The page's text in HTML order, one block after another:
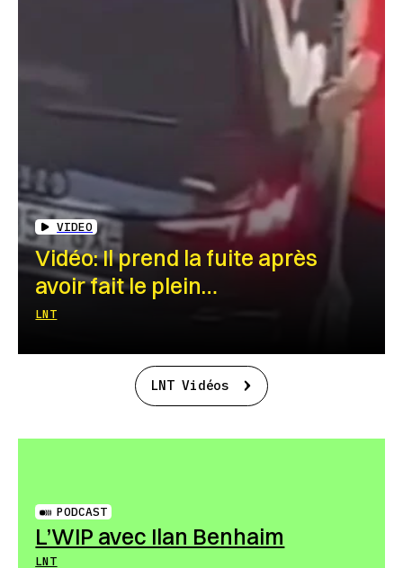
VIDEO
Vidéo: Il prend la fuite après
avoir fait le plein…
LNT
LNT Vidéos
PODCAST
L’WIP avec Ilan Benhaim
LNT